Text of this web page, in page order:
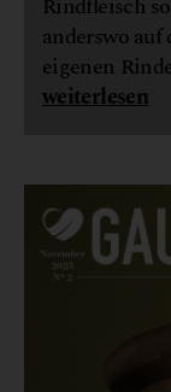
Rindfleisch
anderswo
eigenen
weiterlesen